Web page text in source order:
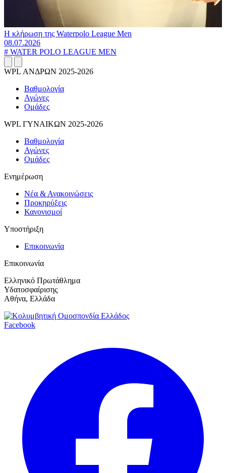
Η κλήρωση της Waterpolo League Men
08.07.2026
# WATER POLO LEAGUE MEN
WPL ΑΝΔΡΩΝ 2025-2026
Βαθμολογία
Αγώνες
Ομάδες
WPL ΓΥΝΑΙΚΩΝ 2025-2026
Βαθμολογία
Αγώνες
Ομάδες
Ενημέρωση
Νέα & Ανακοινώσεις
Προκηρύξεις
Κανονισμοί
Υποστήριξη
Επικοινωνία
Επικοινωνία
Ελληνικό Πρωτάθλημα
Υδατοσφαίρισης
Αθήνα, Ελλάδα
Facebook